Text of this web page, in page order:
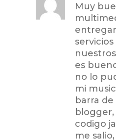
Muy
es
no lo
mi
barra
codigo
me